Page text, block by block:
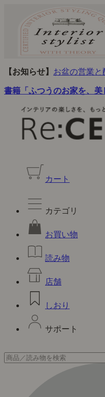
【お知らせ】 お盆の営業と
書籍「ふつうのお家を、美
カート
カテゴリ
お買い物
読み物
店舗
しおり
サポート